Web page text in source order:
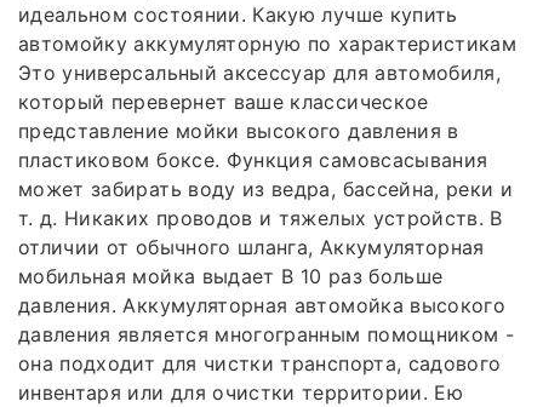
идеальном состоянии. Какую лучше купить
автомойку аккумуляторную по характеристикам
Это универсальный аксессуар для автомобиля,
который перевернет ваше классическое
представление мойки высокого давления в
пластиковом боксе. Функция самовсасывания
может забирать воду из ведра, бассейна, реки и
т. д. Никаких проводов и тяжелых устройств. В
отличии от обычного шланга, Аккумуляторная
мобильная мойка выдает В 10 раз больше
давления. Аккумуляторная автомойка высокого
давления является многогранным помощником -
она подходит для чистки транспорта, садового
инвентаря или для очистки территории. Ею